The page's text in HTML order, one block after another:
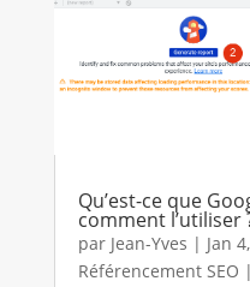
Qu’est-ce que
comment l’utiliser
par Jean-Yves | Jan
Référencement SEO